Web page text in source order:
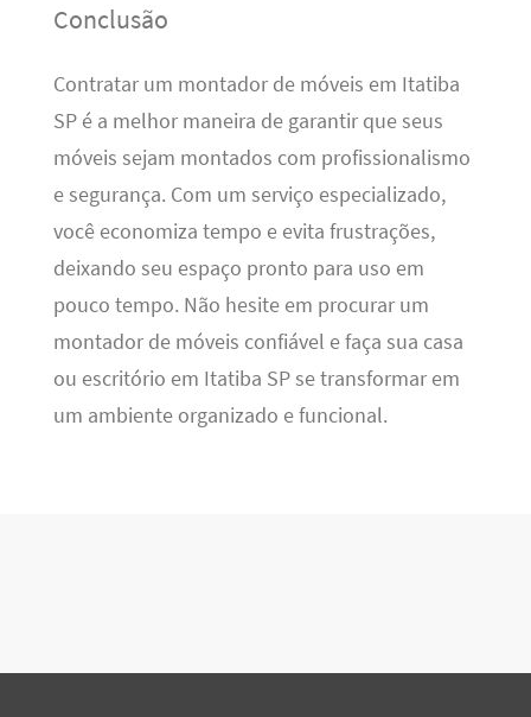
Conclusão
Contratar um montador de móveis em Itatiba
SP é a melhor maneira de garantir que seus
móveis sejam montados com profissionalismo
e segurança. Com um serviço especializado,
você economiza tempo e evita frustrações,
deixando seu espaço pronto para uso em
pouco tempo. Não hesite em procurar um
montador de móveis confiável e faça sua casa
ou escritório em Itatiba SP se transformar em
um ambiente organizado e funcional.